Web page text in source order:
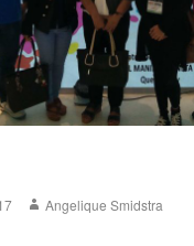
Author
Angelique Smidstra